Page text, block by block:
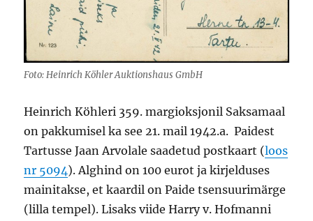
Foto: Heinrich Köhler Auktionshaus GmbH
Heinrich Köhleri 359. margioksjonil Saksamaal
on pakkumisel ka see 21. mail 1942.a. Paidest
Tartusse Jaan Arvolale saadetud postkaart (loos
nr 5094). Alghind on 100 eurot ja kirjelduses
mainitakse, et kaardil on Paide tsensuurimärge
(lilla tempel). Lisaks viide Harry v. Hofmanni